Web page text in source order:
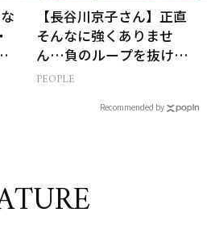
【長谷川京子さん】正直
そんなに強くありませ
ん…負のループを抜ける
15分の習慣とは?
PEOPLE
Recommended by